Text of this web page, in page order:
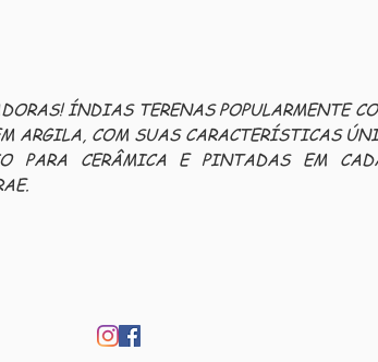
ÍNDIAS TERENAS POPULARMENTE
COM SUAS CARACTERÍSTICAS
PARA CERÂMICA E PINTADAS EM